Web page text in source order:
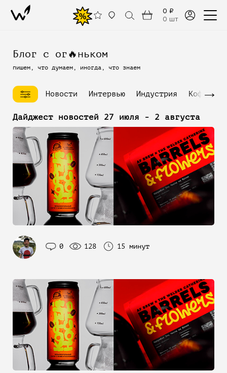
%
0 ₽
0 шт
Блог с ог🔥ньком
пишем, что думаем, иногда, что знаем
Новости Интервью Индустрия →
Дайджест новостей 27 июля - 2 августа
0 128 15 минут